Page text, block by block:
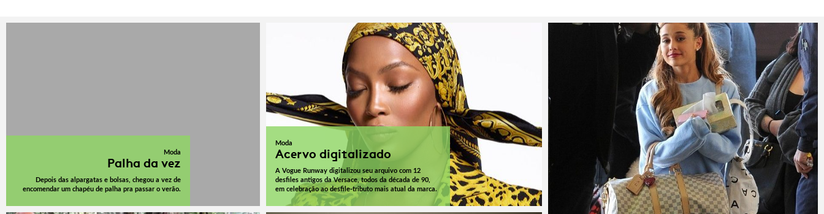
Moda
Palha da vez
Depois das alpargatas e bolsas, chegou a vez de
encomendar um chapéu de palha pra passar o verão.
Moda
Acervo digitalizado
A Vogue Runway digitalizou seu arquivo com 12
desfiles antigos da Versace, todos da década de 90,
em celebração ao desfile-tributo mais atual da marca.